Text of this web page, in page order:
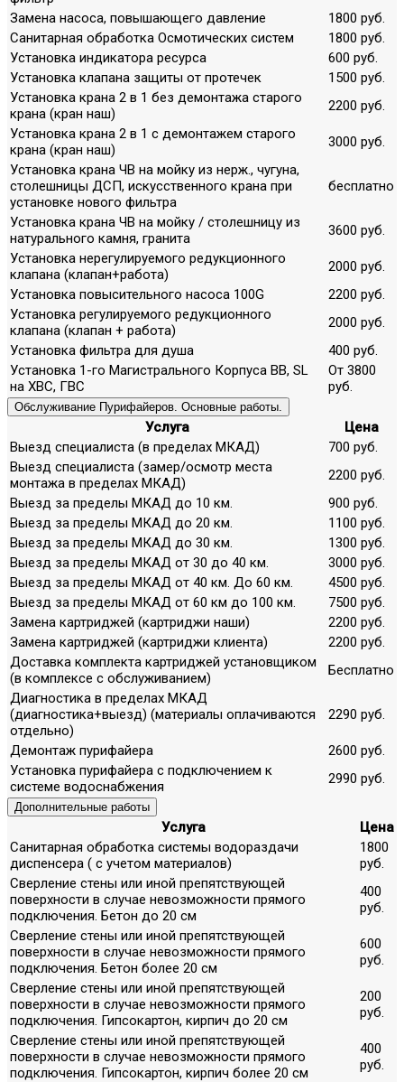
Замена насоса, повышающего давление
1800 руб.
Санитарная обработка Осмотических систем
1800 руб.
Установка индикатора ресурса
600 руб.
Установка клапана защиты от протечек
1500 руб.
Установка крана 2 в 1 без демонтажа старого
крана (кран наш)
2200 руб.
Установка крана 2 в 1 с демонтажем старого
крана (кран наш)
3000 руб.
Установка крана ЧВ на мойку из нерж., чугуна,
столешницы ДСП, искусственного крана при
установке нового фильтра
бесплатно
Установка крана ЧВ на мойку / столешницу из
натурального камня, гранита
3600 руб.
Установка нерегулируемого редукционного
клапана (клапан+работа)
2000 руб.
Установка повысительного насоса 100G
2200 руб.
Установка регулируемого редукционного
клапана (клапан + работа)
2000 руб.
Установка фильтра для душа
400 руб.
Установка 1-го Магистрального Корпуса ВВ, SL
на ХВС, ГВС
От 3800
руб.
Обслуживание Пурифайеров. Основные работы.
Услуга
Цена
Выезд специалиста (в пределах МКАД)
700 руб.
Выезд специалиста (замер/осмотр места
монтажа в пределах МКАД)
2200 руб.
Выезд за пределы МКАД до 10 км.
900 руб.
Выезд за пределы МКАД до 20 км.
1100 руб.
Выезд за пределы МКАД до 30 км.
1300 руб.
Выезд за пределы МКАД от 30 до 40 км.
3000 руб.
Выезд за пределы МКАД от 40 км. До 60 км.
4500 руб.
Выезд за пределы МКАД от 60 км до 100 км.
7500 руб.
Замена картриджей (картриджи наши)
2200 руб.
Замена картриджей (картриджи клиента)
2200 руб.
Доставка комплекта картриджей установщиком
(в комплексе с обслуживанием)
Бесплатно
Диагностика в пределах МКАД
(диагностика+выезд) (материалы оплачиваются
отдельно)
2290 руб.
Демонтаж пурифайера
2600 руб.
Установка пурифайера с подключением к
системе водоснабжения
2990 руб.
Дополнительные работы
Услуга
Цена
Санитарная обработка системы водораздачи
диспенсера ( с учетом материалов)
1800
руб.
Сверление стены или иной препятствующей
поверхности в случае невозможности прямого
подключения. Бетон до 20 см
400
руб.
Сверление стены или иной препятствующей
поверхности в случае невозможности прямого
подключения. Бетон более 20 см
600
руб.
Сверление стены или иной препятствующей
поверхности в случае невозможности прямого
подключения. Гипсокартон, кирпич до 20 см
200
руб.
Сверление стены или иной препятствующей
поверхности в случае невозможности прямого
подключения. Гипсокартон, кирпич более 20 см
400
руб.